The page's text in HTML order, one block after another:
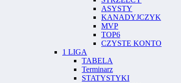
ASYSTY
KANADYJCZYK
MVP
TOP6
CZYSTE KONTO
1 LIGA
TABELA
Terminarz
STATYSTYKI